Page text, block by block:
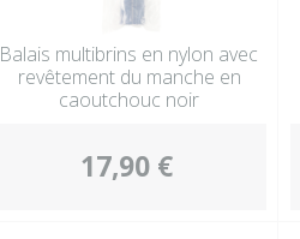
Balais multibrins en nylon avec
revêtement du manche en
caoutchouc noir
17,90 €